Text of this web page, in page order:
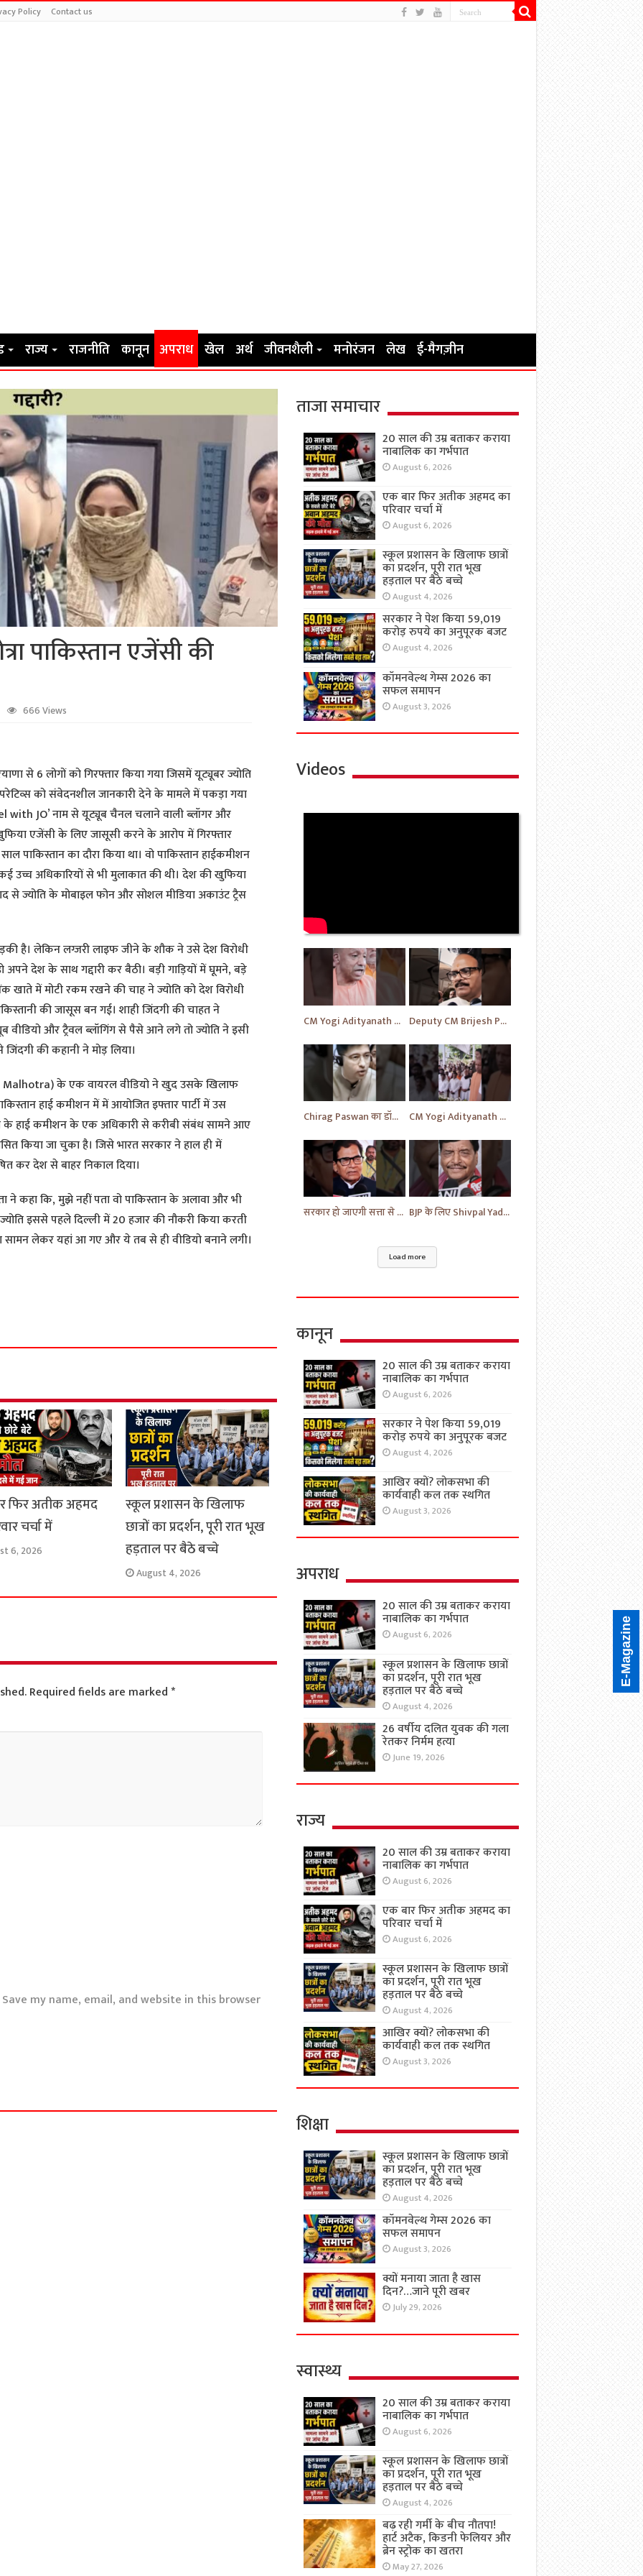
Policy Contact us
राज्य राजनीति कानून अपराध खेल अर्थ जीवनशैली मनोरंजन लेख ई-मैगज़ीन
पाकिस्तान एजेंसी की
666 Views
से 6 लोगों को गिरफ्तार किया गया जिसमें यूट्यूबर ज्योति
को संवेदनशील जानकारी देने के मामले में पकड़ा गया
with JO’ नाम से यूट्यूब चैनल चलाने वाली ब्लॉगर और
खुफिया एजेंसी के लिए जासूसी करने के आरोप में गिरफ्तार
पाकिस्तान का दौरा किया था। वो पाकिस्तान हाईकमीशन
उच्च अधिकारियों से भी मुलाकात की थी। देश की खुफिया
ज्योति के मोबाइल फोन और सोशल मीडिया अकाउंट ट्रैस
है। लेकिन लग्जरी लाइफ जीने के शौक ने उसे देश विरोधी
अपने देश के साथ गद्दारी कर बैठी। बड़ी गाड़ियों में घूमने, बड़े
में मोटी रकम रखने की चाह ने ज्योति को देश विरोधी
की जासूस बन गई। शाही जिंदगी की चाहत ने
वीडियो और ट्रैवल ब्लॉगिंग से पैसे आने लगे तो ज्योति ने इसी
की कहानी ने मोड़ लिया।
Malhotra) के एक वायरल वीडियो ने खुद उसके खिलाफ
हाई कमीशन में में आयोजित इफ्तार पार्टी में उस
के हाई कमीशन के एक अधिकारी से करीबी संबंध सामने आए
किया जा चुका है। जिसे भारत सरकार ने हाल ही में
कर देश से बाहर निकाल दिया।
ने कहा कि, मुझे नहीं पता वो पाकिस्तान के अलावा और भी
इससे पहले दिल्ली में 20 हजार की नौकरी किया करती
सामन लेकर यहां आ गए और ये तब से ही वीडियो बनाने लगी।
फिर अतीक अहमद
चर्चा में
6, 2026
स्कूल प्रशासन के खिलाफ
छात्रों का प्रदर्शन, पूरी रात भूख
हड़ताल पर बैठे बच्चे
August 4, 2026
Required fields are marked*
Save my name, email, and website in this browser
ताजा समाचार
20 साल की उम्र बताकर कराया
नाबालिक का गर्भपात
August 6, 2026
एक बार फिर अतीक अहमद का
परिवार चर्चा में
August 6, 2026
स्कूल प्रशासन के खिलाफ छात्रों
का प्रदर्शन, पूरी रात भूख
हड़ताल पर बैठे बच्चे
August 4, 2026
सरकार ने पेश किया 59,019
करोड़ रुपये का अनुपूरक बजट
August 4, 2026
कॉमनवेल्थ गेम्स 2026 का
सफल समापन
August 3, 2026
Videos
CM Yogi Adityanath का विपक्ष की खोली पोल | News | BJP News | #shorts #yt #news #ytshorts Deputy CM Brijesh Pathak ने दी MP Uma Shankar के लिए की प्रार्थना | Uttar Pradesh News #shorts #yt
Chirag Paswan का डॉक्टरों को लेकर यह सवाल | BJP | BJP News | Parliament | #shorts #ytnewshorts #yt CM Yogi Adityanath ने दी MP Umashankar को श्रद्धांजलि | News in Hindi | News Today | #shorts #yt
सरकार हो जाएगी सत्ता से बेदखल - Ram Gopal | News | Hindi News | News Today | #shorts #ytshorts #yt BJP के लिए Shivpal Yadav Yadav ने लगाया गंभीर आरोप | #samajwadiparty | Akhilesh Yadav | #shorts #yt
Load more
कानून
20 साल की उम्र बताकर कराया
नाबालिक का गर्भपात
August 6, 2026
सरकार ने पेश किया 59,019
करोड़ रुपये का अनुपूरक बजट
August 4, 2026
आखिर क्यों? लोकसभा की
कार्यवाही कल तक स्थगित
August 3, 2026
अपराध
20 साल की उम्र बताकर कराया
नाबालिक का गर्भपात
August 6, 2026
स्कूल प्रशासन के खिलाफ छात्रों
का प्रदर्शन, पूरी रात भूख
हड़ताल पर बैठे बच्चे
August 4, 2026
26 वर्षीय दलित युवक की गला
रेतकर निर्मम हत्या
June 19, 2026
राज्य
20 साल की उम्र बताकर कराया
नाबालिक का गर्भपात
August 6, 2026
एक बार फिर अतीक अहमद का
परिवार चर्चा में
August 6, 2026
स्कूल प्रशासन के खिलाफ छात्रों
का प्रदर्शन, पूरी रात भूख
हड़ताल पर बैठे बच्चे
August 4, 2026
आखिर क्यों? लोकसभा की
कार्यवाही कल तक स्थगित
August 3, 2026
शिक्षा
स्कूल प्रशासन के खिलाफ छात्रों
का प्रदर्शन, पूरी रात भूख
हड़ताल पर बैठे बच्चे
August 4, 2026
कॉमनवेल्थ गेम्स 2026 का
सफल समापन
August 3, 2026
क्यों मनाया जाता है खास
दिन?…जाने पूरी खबर
July 29, 2026
स्वास्थ्य
20 साल की उम्र बताकर कराया
नाबालिक का गर्भपात
August 6, 2026
स्कूल प्रशासन के खिलाफ छात्रों
का प्रदर्शन, पूरी रात भूख
हड़ताल पर बैठे बच्चे
August 4, 2026
बढ़ रही गर्मी के बीच नौतपा!
हार्ट अटैक, किडनी फेलियर और
ब्रेन स्ट्रोक का खतरा
May 27, 2026
E-Magazine